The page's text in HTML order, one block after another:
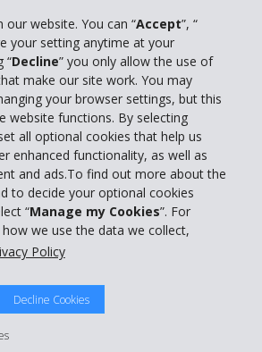
our website. You can “Accept”, “
your setting anytime at your
“Decline” you only allow the use of
make our site work. You may
your browser settings, but this
website functions. By selecting
all optional cookies that help us
enhanced functionality, as well as
and ads.To find out more about the
to decide your optional cookies
“Manage my Cookies”. For
we use the data we collect,
Policy
Decline Cookies
System, Inc.
di Utilizzo |